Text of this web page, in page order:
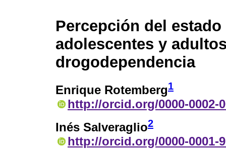
Percepción del
adolescentes y
drogodependencia
Enrique Rotemberg1
http://orcid.org/0000-0002-
Inés Salveraglio2
http://orcid.org/0000-0001-